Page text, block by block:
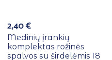
2,40€
Medinių įrankių
komplektas rožinės
spalvos su širdelėmis 18